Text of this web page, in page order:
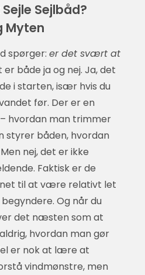
Sejlbåd?
Myten
spørger: er det svært at
er både ja og nej. Ja, det
i starten, især hvis du
før. Der er en
hvordan man trimmer
styrer båden, hvordan
nej, det er ikke
Faktisk er de
til at være relativt let
Og når du
det næsten som at
hvordan man gør
er nok at lære at
vindmønstre, men